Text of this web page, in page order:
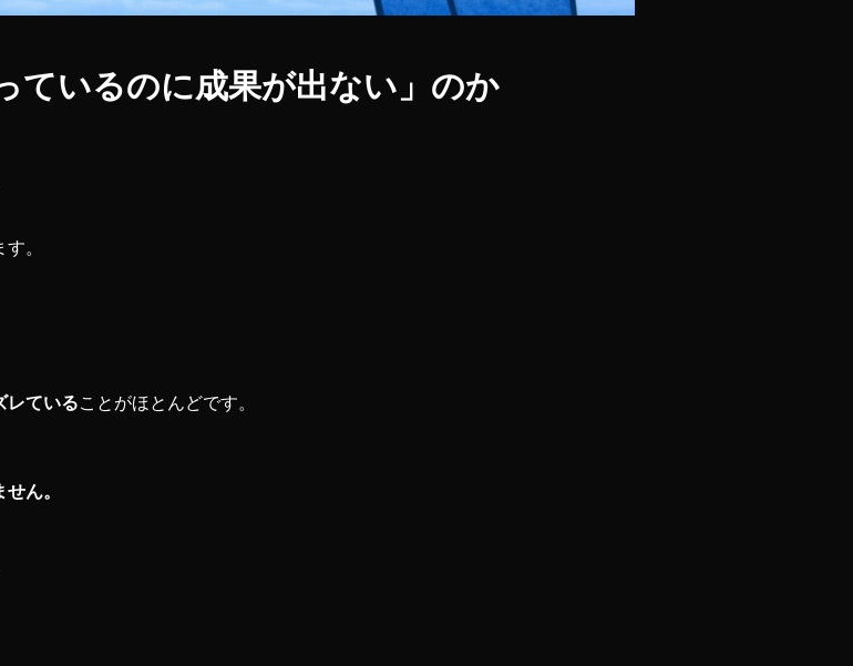
ているのに成果が出ない」のか
。
レていることがほとんどです。
ん。